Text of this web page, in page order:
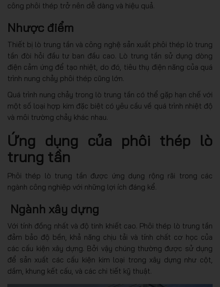
công phôi thép trở nên dễ dàng và hiệu quả.
Nhược điểm
Thiết bị lò trung tần và công nghệ sản xuất phôi thép lò trung
tần đòi hỏi đầu tư ban đầu cao. Lò trung tần sử dụng dòng
điện cảm ứng để tạo nhiệt, do đó, tiêu thụ điện năng của quá
trình nung chảy phôi thép cũng lớn.
Quá trình nung chảy trong lò trung tần có thể gặp hạn chế với
một số loại hợp kim đặc biệt có yêu cầu về quá trình nhiệt độ
và môi trường chảy khác nhau.
Ứng dụng của phôi thép lò
trung tần
Phôi thép lò trung tần được ứng dụng rộng rãi trong các
ngành công nghiệp với những lợi ích đáng kể.
Ngành xây dựng
Với tính đồng nhất và độ tinh khiết cao. Phôi thép lò trung tần
đảm bảo độ bền, khả năng chịu tải và tính chất cơ học của
các cấu kiện xây dựng. Bởi vậy chúng thường được sử dụng
để sản xuất các cấu kiện kim loại trong xây dựng như cột,
dầm, khung kết cấu, và các chi tiết kỹ thuật.